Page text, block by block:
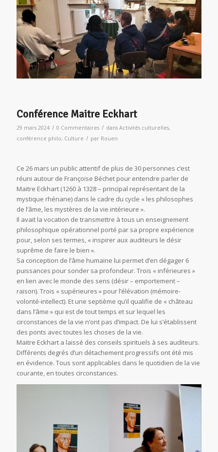
Conférence Maitre Eckhart
29 mars 2024 / 0 Commentaires / dans Activités culturelles,
conférence philo, Culture / par Rouen
Ce 26 mars un public attentif de plus de 30 personnes c’est
réuni autour de Françoise Béchet pour entendre parler de
Maitre Eckhart (1260 à 1328 – principal représentant de la
mystique rhénane) dans le cadre du cycle « les philosophes
de l’âme, les mystères de la vie intérieure ».
Il avait la vocation de transmettre à tous un enseignement
philosophique opérationnel porté par sa propre expérience
pour, selon ses termes, « inspirer aux auditeurs le désir
suprême de faire le bien ».
Sa conception de l’âme humaine lui permet d’en dégager 6
puissances pour sonder sa profondeur. Trois « inférieures »
en lien avec le monde des sens (désir – emportement –
raison). Trois « supérieures » pour l’élévation (mémoire-
volonté-intellect). Et une septième qu’il qualifie de « château
dans l’âme » qui est de tout temps et sur lequel les
circonstances de la vie n’ont pas d’impact. De lui s’établissent
des ponts avec toutes les choses de la vie.
Maitre Eckhart a laissé des conseils spirituels à ses auditeurs.
Différents degrés d’un détachement progressifs ont été mis
en évidence. Tous sont applicables dans le quotidien de la vie
courante, en toutes circonstances.